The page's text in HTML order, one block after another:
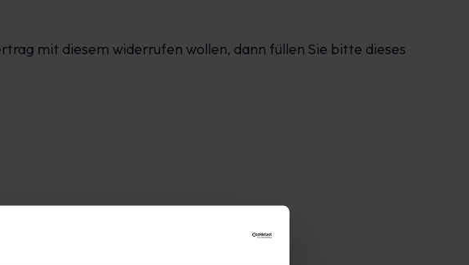
mit diesem widerrufen wollen, dann füllen Sie bitte dieses